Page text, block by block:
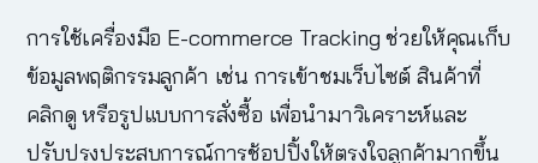
การใช้เครื่องมือ E-commerce Tracking ช่วยให้คุณเก็บ
ข้อมูลพฤติกรรมลูกค้า เช่น การเข้าชมเว็บไซต์ สินค้าที่
คลิกดู หรือรูปแบบการสั่งซื้อ เพื่อนำมาวิเคราะห์และ
ปรับปรุงประสบการณ์การช้อปปิ้งให้ตรงใจลูกค้ามากขึ้น